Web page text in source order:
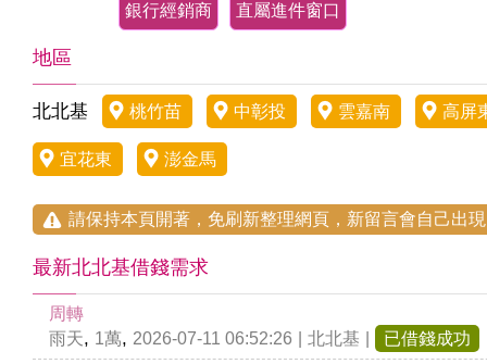
銀行經銷商 直屬進件窗口
地區
北北基 桃竹苗 中彰投 雲嘉南 高屏
宜花東 澎金馬
請保持本頁開著，免刷新整理網頁，新留言會自己出
最新北北基借錢需求
周轉
雨天, 1萬, 2026-07-11 06:52:26 北北基 已借錢成功